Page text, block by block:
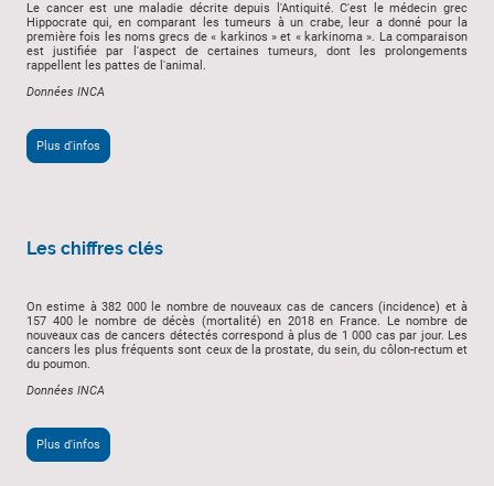
Le cancer est une maladie décrite depuis l'Antiquité. C'est le médecin grec
Hippocrate qui, en comparant les tumeurs à un crabe, leur a donné pour la
première fois les noms grecs de « karkinos » et « karkinoma ». La comparaison
est justifiée par l'aspect de certaines tumeurs, dont les prolongements
rappellent les pattes de l'animal.
Données INCA
Plus d'infos
Les chiffres clés
On estime à 382 000 le nombre de nouveaux cas de cancers (incidence) et à
157 400 le nombre de décès (mortalité) en 2018 en France. Le nombre de
nouveaux cas de cancers détectés correspond à plus de 1 000 cas par jour. Les
cancers les plus fréquents sont ceux de la prostate, du sein, du côlon-rectum et
du poumon.
Données INCA
Plus d'infos